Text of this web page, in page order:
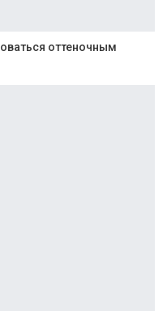
оттеночным